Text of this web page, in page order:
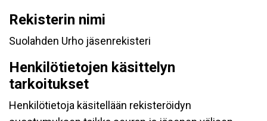
Rekisterin nimi
Suolahden Urho jäsenrekisteri
Henkilötietojen käsittelyn
tarkoitukset
Henkilötietoja käsitellään rekisteröidyn